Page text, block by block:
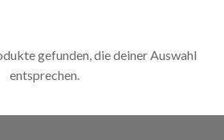
gefunden, die deiner Auswahl
entsprechen.